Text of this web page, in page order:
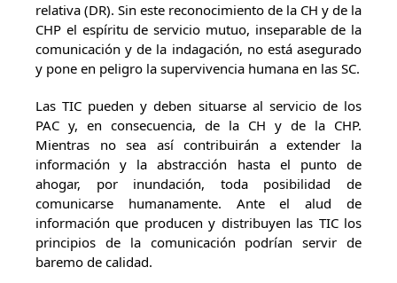
relativa (DR). Sin este reconocimiento de la CH y de la
CHP el espíritu de servicio mutuo, inseparable de la
comunicación y de la indagación, no está asegurado
y pone en peligro la supervivencia humana en las SC.
Las TIC pueden y deben situarse al servicio de los
PAC y, en consecuencia, de la CH y de la CHP.
Mientras no sea así contribuirán a extender la
información y la abstracción hasta el punto de
ahogar, por inundación, toda posibilidad de
comunicarse humanamente. Ante el alud de
información que producen y distribuyen las TIC los
principios de la comunicación podrían servir de
baremo de calidad.